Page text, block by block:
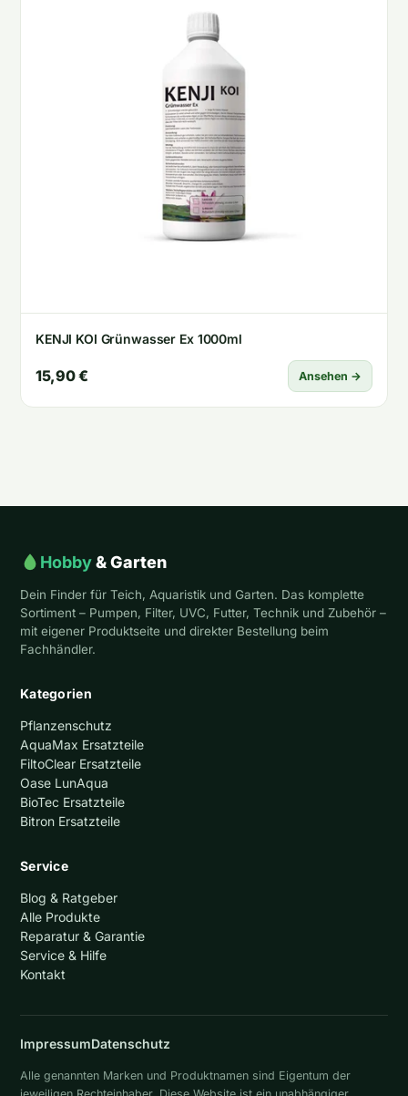
KENJI KOI Grünwasser Ex 1000ml
15,90 € Ansehen →
Hobby& Garten
Dein Finder für Teich, Aquaristik und Garten. Das komplette
Sortiment – Pumpen, Filter, UVC, Futter, Technik und Zubehör –
mit eigener Produktseite und direkter Bestellung beim
Fachhändler.
Kategorien
Pflanzenschutz
AquaMax Ersatzteile
FiltoClear Ersatzteile
Oase LunAqua
BioTec Ersatzteile
Bitron Ersatzteile
Service
Blog & Ratgeber
Alle Produkte
Reparatur & Garantie
Service & Hilfe
Kontakt
ImpressumDatenschutz
Alle genannten Marken und Produktnamen sind Eigentum der
jeweiligen Rechteinhaber. Diese Website ist ein unabhängiger